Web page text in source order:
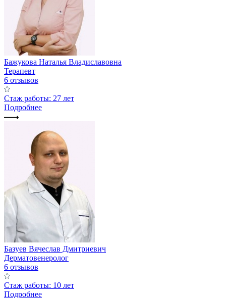
Бажукова Наталья Владиславовна
Терапевт
6 отзывов
Стаж работы: 27 лет
Подробнее
Базуев Вячеслав Дмитриевич
Дерматовенеролог
6 отзывов
Стаж работы: 10 лет
Подробнее